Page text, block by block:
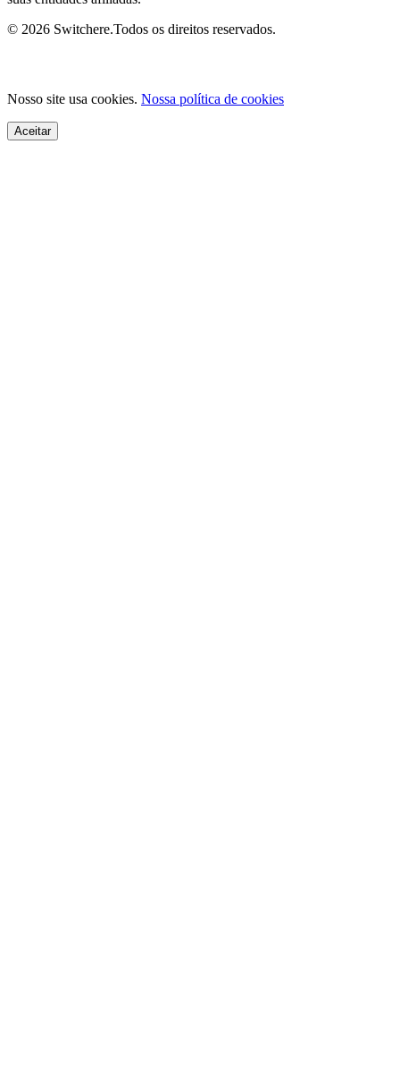
© 2026 Switchere.Todos os direitos reservados.
Nosso site usa cookies. Nossa política de cookies
Aceitar